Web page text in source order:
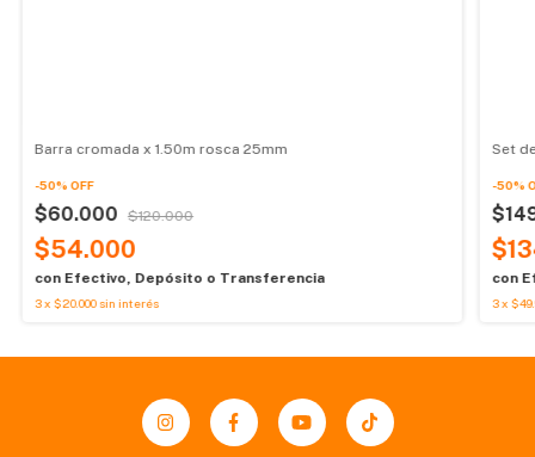
Barra cromada x 1.50m rosca 25mm
-50% OFF
$60.000 $120.000
$54.000
con Efectivo, Depósito o Transferencia
3x $20.000sin interés
Set
-50%
con
3 x